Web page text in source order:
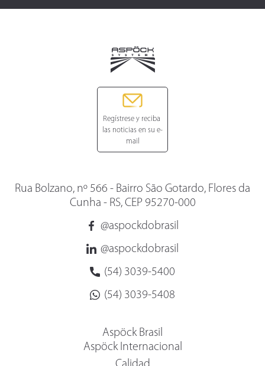
Rua Bolzano, nº 566 - Bairro São Gotardo, Flores da
Cunha - RS, CEP 95270-000
@aspockdobrasil
@aspockdobrasil
(54) 3039-5400
(54) 3039-5408
Aspöck Brasil
Aspöck Internacional